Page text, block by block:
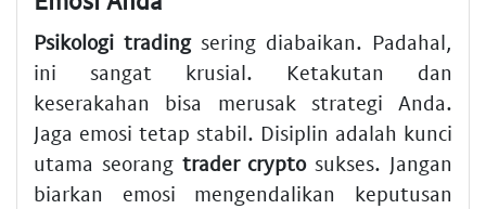
Psikologi tradingsering diabaikan. Padahal,
ini sangat krusial. Ketakutan dan
keserakahan bisa merusak strategi Anda.
Jaga emosi tetap stabil. Disiplin adalah kunci
utama seorang trader cryptosukses. Jangan
biarkan emosi mengendalikan keputusan